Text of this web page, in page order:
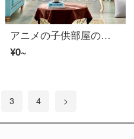
アニメの子供部屋のカーテンをカスタマイズします。ディズニーの人魚の海底の女の子の部屋のリビングルームの窓のカーテンがあります。カーテンがあります。
¥0~
3 4 >